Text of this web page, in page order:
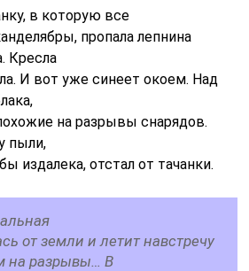
в которую все
пропала лепнина
Кресла
И вот уже синеет окоем. Над
на разрывы снарядов.
пыли,
издалека, отстал от тачанки.
от земли и летит навстречу
на разрывы… В